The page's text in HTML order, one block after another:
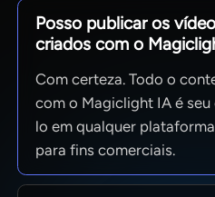
Posso publicar os
criados com o
Com certeza. Todo o
com o Magiclight IA é
lo em qualquer
para fins comerciais.